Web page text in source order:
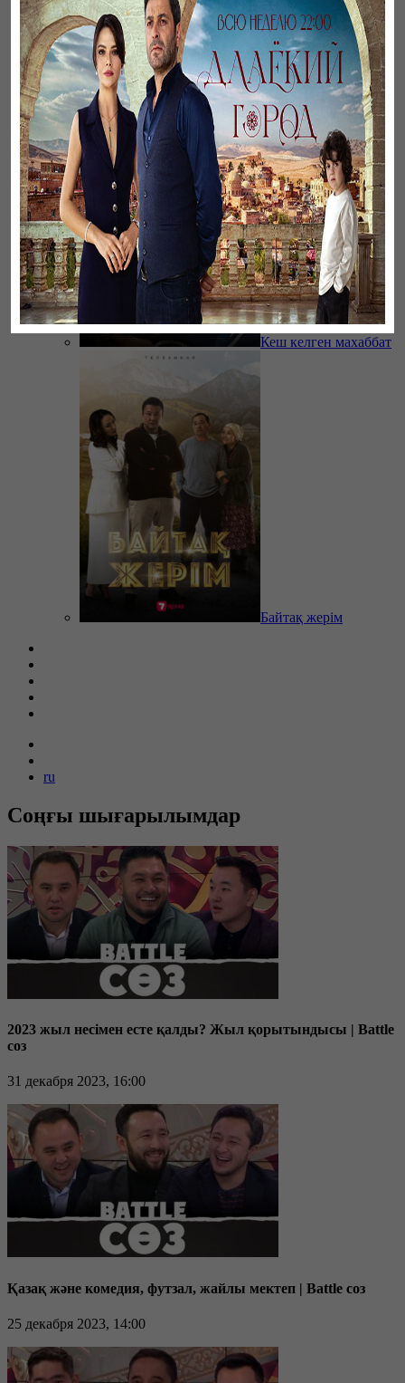
11 метр
Кеш келген махаббат
Байтақ жерім
ru
Соңғы шығарылымдар
2023 жыл несімен есте қалды? Жыл қорытындысы | Battle
соз
31 декабря 2023, 16:00
Қазақ және комедия, футзал, жайлы мектеп | Battle соз
25 декабря 2023, 14:00